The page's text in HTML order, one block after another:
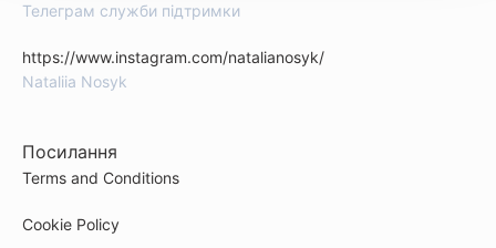
Телеграм служби підтримки
https://www.instagram.com/natalianosyk/
Nataliia Nosyk
Посилання
Terms and Conditions
Cookie Policy